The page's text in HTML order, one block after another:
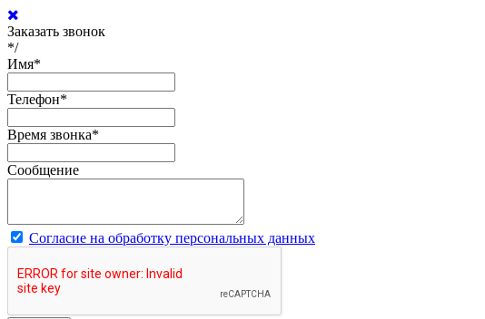
Заказать звонок
*/
Имя*
Телефон*
Время звонка*
Сообщение
Согласие на обработку персональных данных